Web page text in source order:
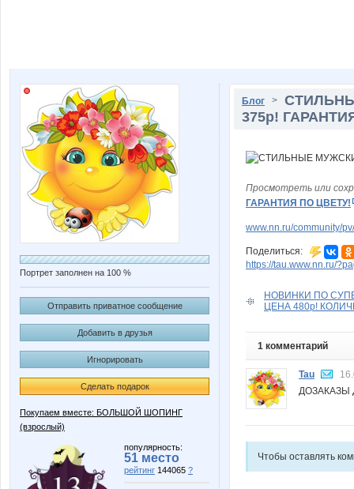
Портрет заполнен на 100 %
Отправить приватное сообщение
Добавить в друзья
Игнорировать
Сделать подарок
Покупаем вместе: БОЛЬШОЙ ШОПИНГ
(взрослый)
популярность:
51 место
рейтинг 144065 ?
Блог >
375р!
Просмотреть или
ГАРАНТИЯ ПО ЦВЕТУ!
www.nn.ru/community/
Поделиться:
https://tau.www.nn.ru/
НОВИНКИ ПО
ЦЕНА 480р!
1 комментарий
Tau
ДОЗАКАЗЫ
Чтобы оставлять